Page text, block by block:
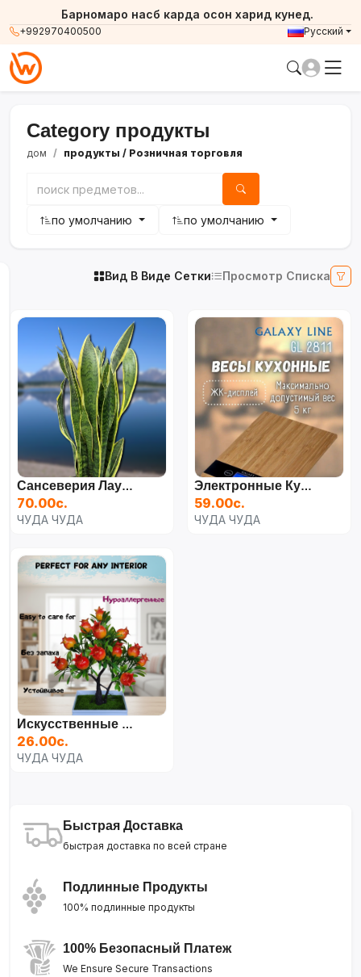
+992970400500
Барномаро насб карда осон харид кунед.
Русский
Category продукты
дом продукты / Розничная торговля
по умолчанию по умолчанию
Вид В Виде Сетки Просмотр Списка
Сансеверия Лауренти,
70.00с.
ЧУДА ЧУДА
Электронные Кухонные Весы
59.00с.
ЧУДА ЧУДА
Искусственные Растения
26.00с.
ЧУДА ЧУДА
Быстрая Доставка
быстрая доставка по всей стране
Подлинные Продукты
100% подлинные продукты
100% Безопасный Платеж
We Ensure Secure Transactions